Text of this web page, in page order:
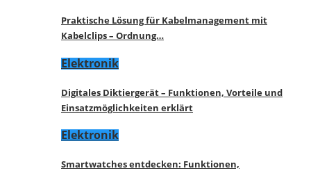
Praktische Lösung für Kabelmanagement mit
Kabelclips – Ordnung…
Elektronik
Digitales Diktiergerät – Funktionen, Vorteile und
Einsatzmöglichkeiten erklärt
Elektronik
Smartwatches entdecken: Funktionen,